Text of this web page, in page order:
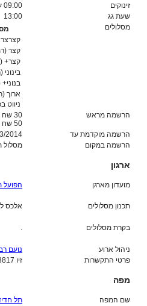
זינוקים
09:00
שעת גג
13:00
מסלולים
קצרצר
קצר
קצר+
בינוני
בנוני+
ארוך
ניווט
הרשמה מראש
30 שח (לחברי איגוד)
50 שח
הרשמה מוקדמת עד
00:00
הרשמה במקום
מסלול תחרותי 50
ארגון
מועדון מארגן הפועל
תכנון מסלולים אלכס
בקרת מסלולים .
ניהול ארוע
נועם
פרטי התקשרות
זיו 054-4513817
מפה
שם המפה
תל